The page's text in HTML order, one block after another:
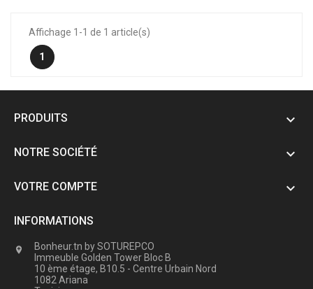
Affichage 1-1 de 1 article(s)
1
PRODUITS 
NOTRE SOCIÉTÉ 
VOTRE COMPTE 
INFORMATIONS

Bonheur.tn by SOTUREPCO
Immeuble Golden Tower Bloc B
10 ème étage, B10.5 - Centre Urbain Nord
1082 Ariana